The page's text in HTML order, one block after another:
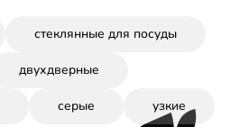
стеклянные для посуды
двухдверные
серые узкие